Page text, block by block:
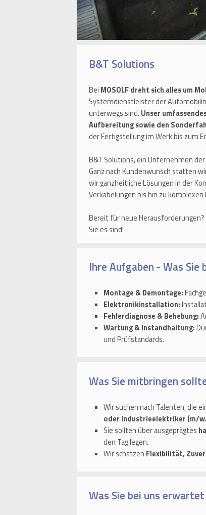
B&T Solutions
Bei MOSOLF dreht sich alles um
Systemdienstleister der
unterwegs sind. Unser
Aufbereitung sowie den
der Fertigstellung im Werk bis zum
B&T Solutions, ein Unternehmen
Ganz nach Kundenwunsch statten
wir ganzheitliche Lösungen in der
Verkabelungen bis hin zu
Bereit für neue Herausforderungen?
Sie es sind!
Ihre Aufgaben - Was
Montage & Demontage:
Elektronikinstallation:
Fehlerdiagnose & Behebung:
Wartung & Instandhaltung:
und Prüfstandards.
Was Sie mitbringen
Wir suchen nach Talenten, die
oder Industrieelektriker (m/
Sie sollten über ausgeprägtes
den Tag legen.
Wir schätzen Flexibilität,
Was Sie bei uns